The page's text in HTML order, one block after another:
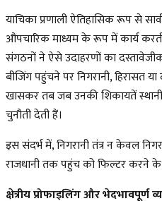
याचिका प्रणाली ऐतिहासिक रूप से
औपचारिक माध्यम के रूप में कार्य करती
संगठनों ने ऐसे उदाहरणों का
बीजिंग पहुंचने पर निगरानी, हिरासत
खासकर तब जब उनकी शिकायतें
चुनौती देती हैं।
इस संदर्भ में, निगरानी तंत्र न केवल
राजधानी तक पहुंच को फिल्टर करने के
क्षेत्रीय प्रोफाइलिंग और भेदभावपूर्ण